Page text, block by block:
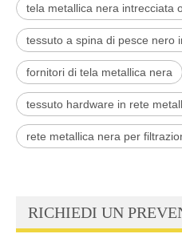
tela metallica nera intrecciata
tessuto a spina di pesce nero
fornitori di tela metallica nera
tessuto hardware in rete
rete metallica nera per
RICHIEDI UN